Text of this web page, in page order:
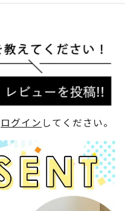
ログイン してください。